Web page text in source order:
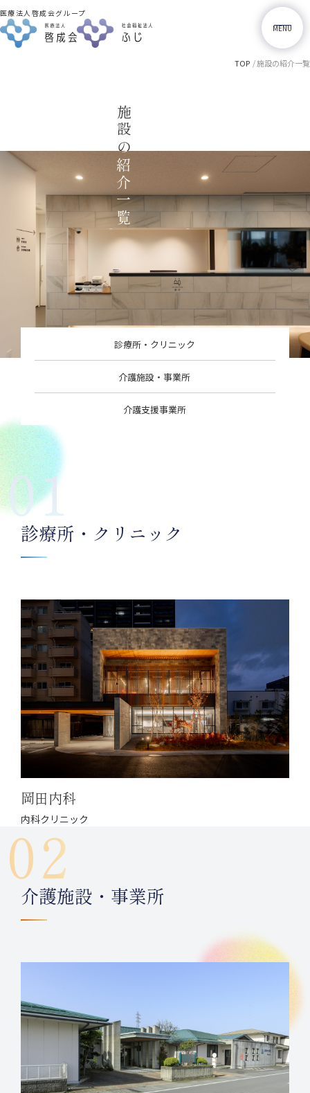
MENU
医療法人啓成会グループ
岡田内科 採用情報
TOP 施設の紹介一覧
施設の紹介一覧
施設の紹介一覧
診療所・クリニック
介護施設・事業所
介護支援事業所
01
診療所・クリニック
岡田内科
内科クリニック
02
介護施設・事業所